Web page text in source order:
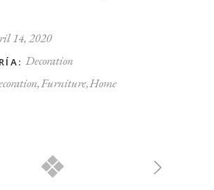
14, 2020
Decoration
FurnitureHome